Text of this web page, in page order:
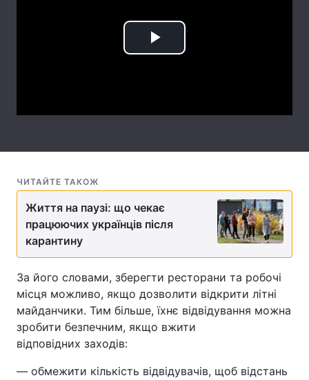
Тема оформлення
Play
ЧИТАЙТЕ ТАКОЖ
Життя на паузі: що чекає
працюючих українців після
карантину
За його словами, зберегти ресторани та робочі
місця можливо, якщо дозволити відкрити літні
майданчики. Тим більше, їхнє відвідування можна
зробити безпечним, якщо вжити
відповідних заходів:
— обмежити кількість відвідувачів, щоб відстань